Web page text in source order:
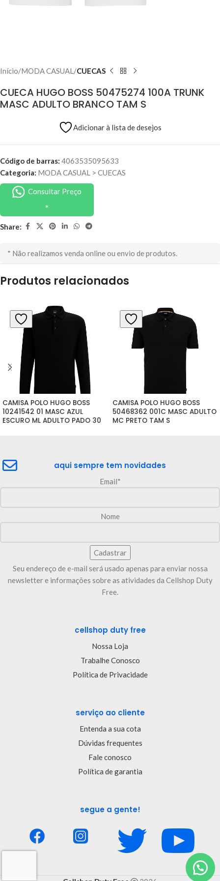
Início MODA CASUAL CUECAS
CUECA HUGO BOSS 50475274 100A TRUNK
MASC ADULTO BRANCO TAM S
Adicionar à lista de desejos
Código de barras: 4063535095633
Categoria: MODA CASUAL > CUECAS
Consultar Preço
Share:
* Não realizamos venda online ou envio de produtos.
Produtos relacionados
CAMISA POLO HUGO BOSS
10241542 01 MASC AZUL
ESCURO ML ADULTO PADO 30
CAMISA POLO HUGO BOSS
50468362 001C MASC ADULTO
MC PRETO TAM S
aqui sempre tem novidades
Email*
Nome
Seu endereço de e-mail será usado apenas para enviar nossa
newsletter e informações sobre as atividades da Cellshop Duty
Free.
cellshop duty free
Nossa Loja
Trabalhe Conosco
Política de Privacidade
serviço ao cliente
Entenda a sua cota
Dúvidas frequentes
Fale conosco
Política de garantia
segue a gente!